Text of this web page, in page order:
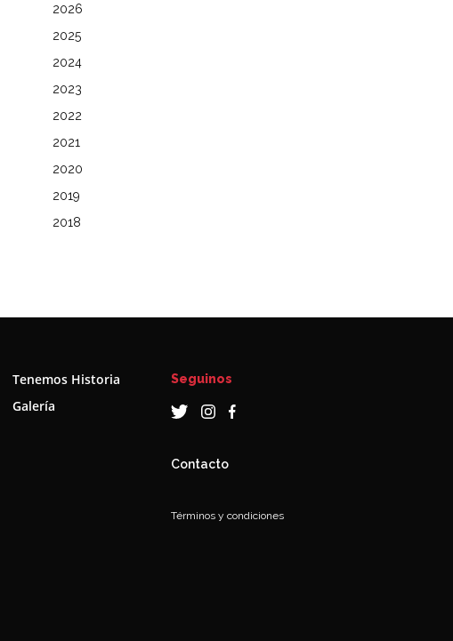
2026
2025
2024
2023
2022
2021
2020
2019
2018
Tenemos Historia
Galería
Seguinos
Contacto
Términos y condiciones